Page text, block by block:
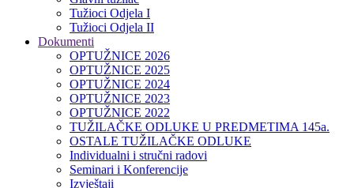
Tužioci Odjela I
Tužioci Odjela II
Dokumenti
OPTUŽNICE 2026
OPTUŽNICE 2025
OPTUŽNICE 2024
OPTUŽNICE 2023
OPTUŽNICE 2022
TUŽILAČKE ODLUKE U PREDMETIMA 145a.
OSTALE TUŽILAČKE ODLUKE
Individualni i stručni radovi
Seminari i Konferencije
Izvještaji